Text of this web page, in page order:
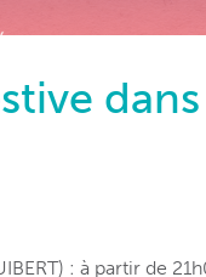
: à partir de